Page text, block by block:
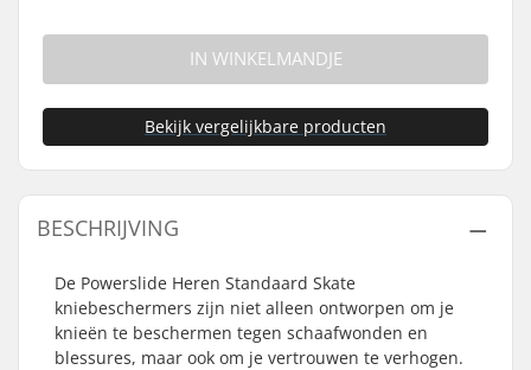
IN WINKELMANDJE
Bekijk vergelijkbare producten
BESCHRIJVING
De Powerslide Heren Standaard Skate
kniebeschermers zijn niet alleen ontworpen om je
knieën te beschermen tegen schaafwonden en
blessures, maar ook om je vertrouwen te verhogen.